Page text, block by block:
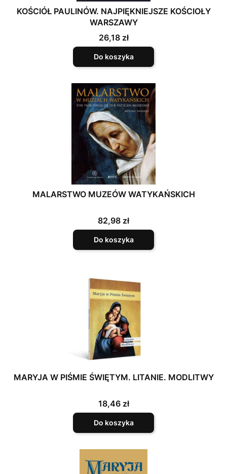
KOŚCIÓŁ PAULINÓW. NAJPIĘKNIEJSZE KOŚCIOŁY
WARSZAWY
Cena
26,18 zł
Do koszyka
MALARSTWO MUZEÓW WATYKAŃSKICH
Cena
82,98 zł
Do koszyka
MARYJA W PIŚMIE ŚWIĘTYM. LITANIE. MODLITWY
Cena
18,46 zł
Do koszyka